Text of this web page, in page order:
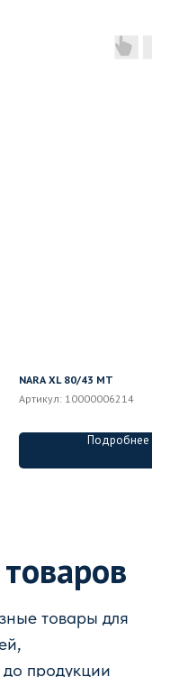
NARA XL 80/43 MT
Артикул: 10000006214
Подробнее
товары для
продукции